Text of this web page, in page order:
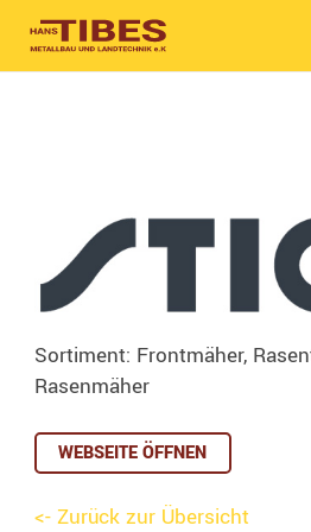
Sortiment: Frontmäher,
Rasenmäher
WEBSEITE ÖFFNEN
<- Zurück zur Übersicht